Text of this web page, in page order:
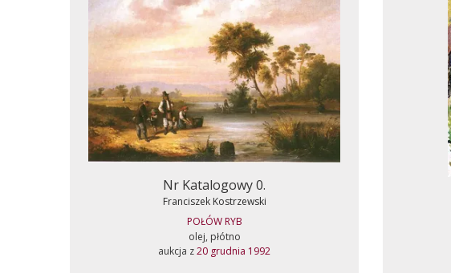
Nr Katalogowy 0.
Franciszek Kostrzewski
POŁÓW RYB
olej, płótno
aukcja z20 grudnia 1992